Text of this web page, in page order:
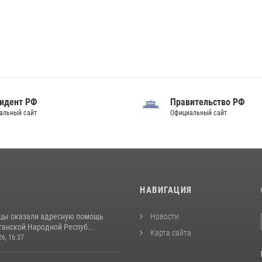
РФ
сайт
Правительство РФ
Официальный сайт
оказали адресную помощь
Народной Респуб...
16:37
НАВИГАЦИЯ
Новости
Карта сайта